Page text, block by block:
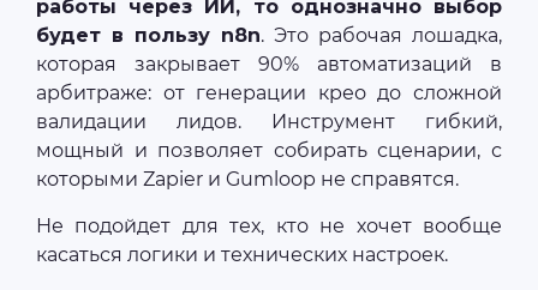
работы через ИИ, то однозначно выбор
будет в пользу n8n. Это рабочая лошадка,
которая закрывает 90% автоматизаций в
арбитраже: от генерации крео до сложной
валидации лидов. Инструмент гибкий,
мощный и позволяет собирать сценарии, с
которыми Zapier и Gumloop не справятся.
Не подойдет для тех, кто не хочет вообще
касаться логики и технических настроек.